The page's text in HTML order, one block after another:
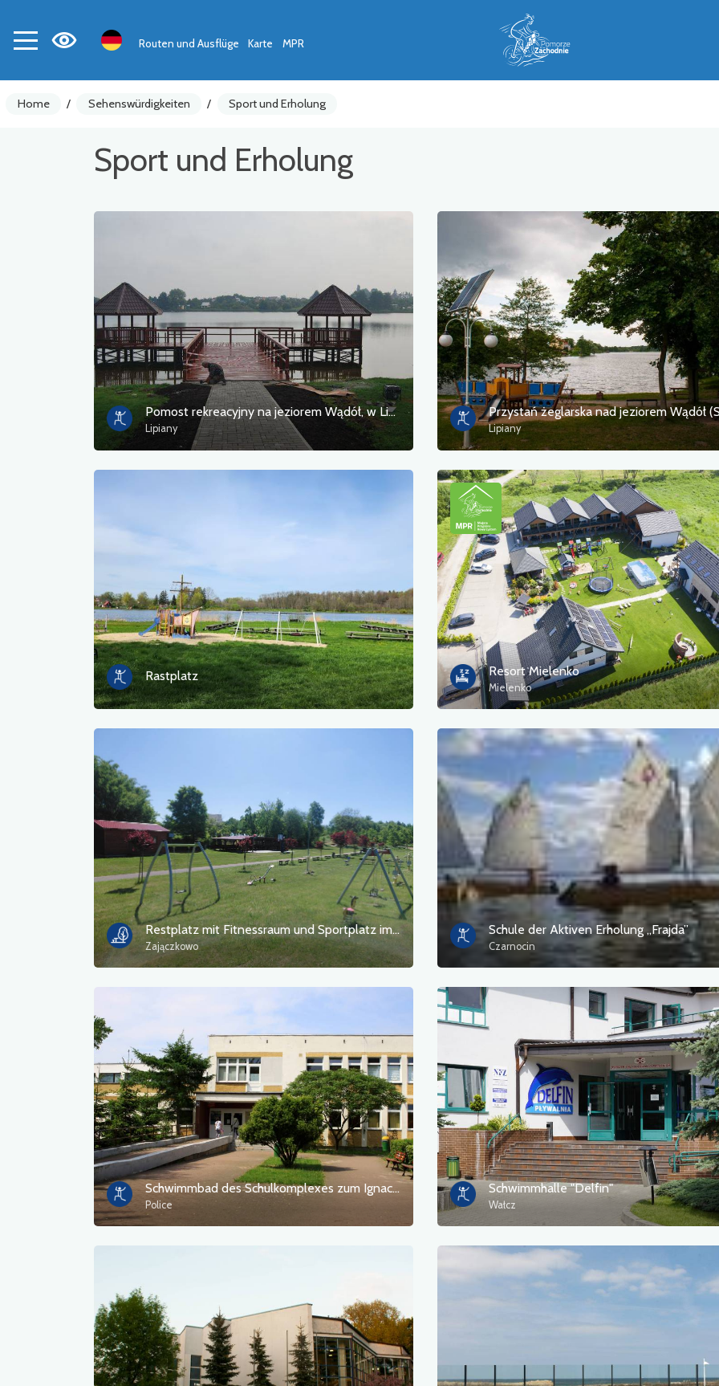
Routen und Ausflüge Karte MPR
Home / Sehenswürdigkeiten / Sport und Erholung
Sport und Erholung
Pomost rekreacyjny na jeziorem Wądół, w Lipianach
Lipiany Lipiany
Rastplatz Resort Mielenko
Mielenko
Restplatz mit Fitnessraum und Sportplatz im Zajączkowo
Zajączkowo
Schule der Aktiven Erholung „Frajda”
Czarnocin
Schwimmbad des Schulkomplexes zum Ignacy Łukasiewicz
Police
Schwimmhalle "Delfin"
Wałcz